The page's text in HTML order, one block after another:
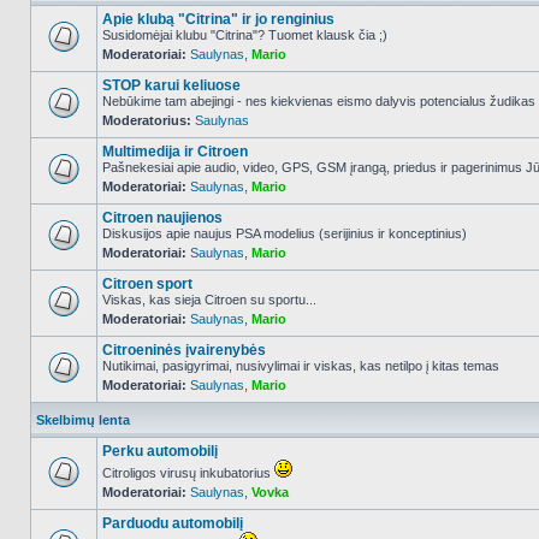
NO_UNREAD_POSTS
Apie klubą "Citrina" ir jo renginius
Susidomėjai klubu "Citrina"? Tuomet klausk čia ;)
Moderatoriai: Saulynas Mario
NO_UNREAD_POSTS
STOP karui keliuose
Nebūkime tam abejingi - nes kiekvienas eismo dalyvis potencialus žudikas
Moderatorius: Saulynas
NO_UNREAD_POSTS
Multimedija ir Citroen
Pašnekesiai apie audio, video, GPS, GSM įrangą, priedus ir pagerinimus
Moderatoriai: Saulynas Mario
NO_UNREAD_POSTS
Citroen naujienos
Diskusijos apie naujus PSA modelius (serijinius ir konceptinius)
Moderatoriai: Saulynas Mario
NO_UNREAD_POSTS
Citroen sport
Viskas, kas sieja Citroen su sportu...
Moderatoriai: Saulynas Mario
NO_UNREAD_POSTS
Citroeninės įvairenybės
Nutikimai, pasigyrimai, nusivylimai ir viskas, kas netilpo į kitas temas
Moderatoriai: Saulynas Mario
Skelbimų lenta
NO_UNREAD_POSTS
Perku automobilį
Citroligos virusų inkubatorius
Moderatoriai: Saulynas Vovka
Parduodu automobilį